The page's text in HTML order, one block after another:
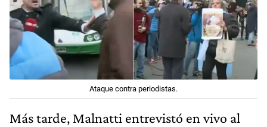
Ataque contra periodistas.
Más tarde, Malnatti entrevistó en vivo al